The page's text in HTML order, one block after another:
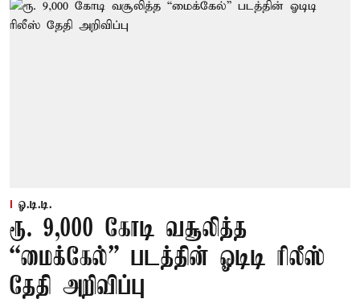
ஓ.டி.டி.
ரூ. 9,000 கோடி வசூலித்த
“மைக்கேல்” படத்தின் ஓடிடி ரிலீஸ்
தேதி அறிவிப்பு